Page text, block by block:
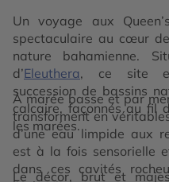
Un voyage aux
spectaculaire au cœur
nature bahamienne.
d’Eleuthera, ce site
succession de bassins
calcaire, façonnés au fil
les marées.
À marée basse et par
transforment en
d’une eau limpide aux
est à la fois sensorielle
dans ces cavités
Le décor, brut et